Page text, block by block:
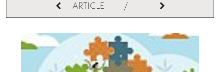
ARTICLE /